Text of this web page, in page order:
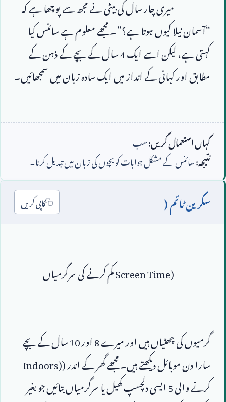
کہتی ہے، لیکن اسے ایک 4
کہاں استعمال کریں:سب
نتیجہ:سائنس کے مشکل جوابات کو بچوں کی زبان میں تبدیل کرنا۔
سکرین ٹائم ( کاپی کریں
Screen Time)
گرمیوں کی چھٹیاں ہیں اور میرے 8 اور 10
سارا دن موبائل دیکھتے ہیں۔ مجھے گھر کے اندر (Indoors)
کرنے والی 5